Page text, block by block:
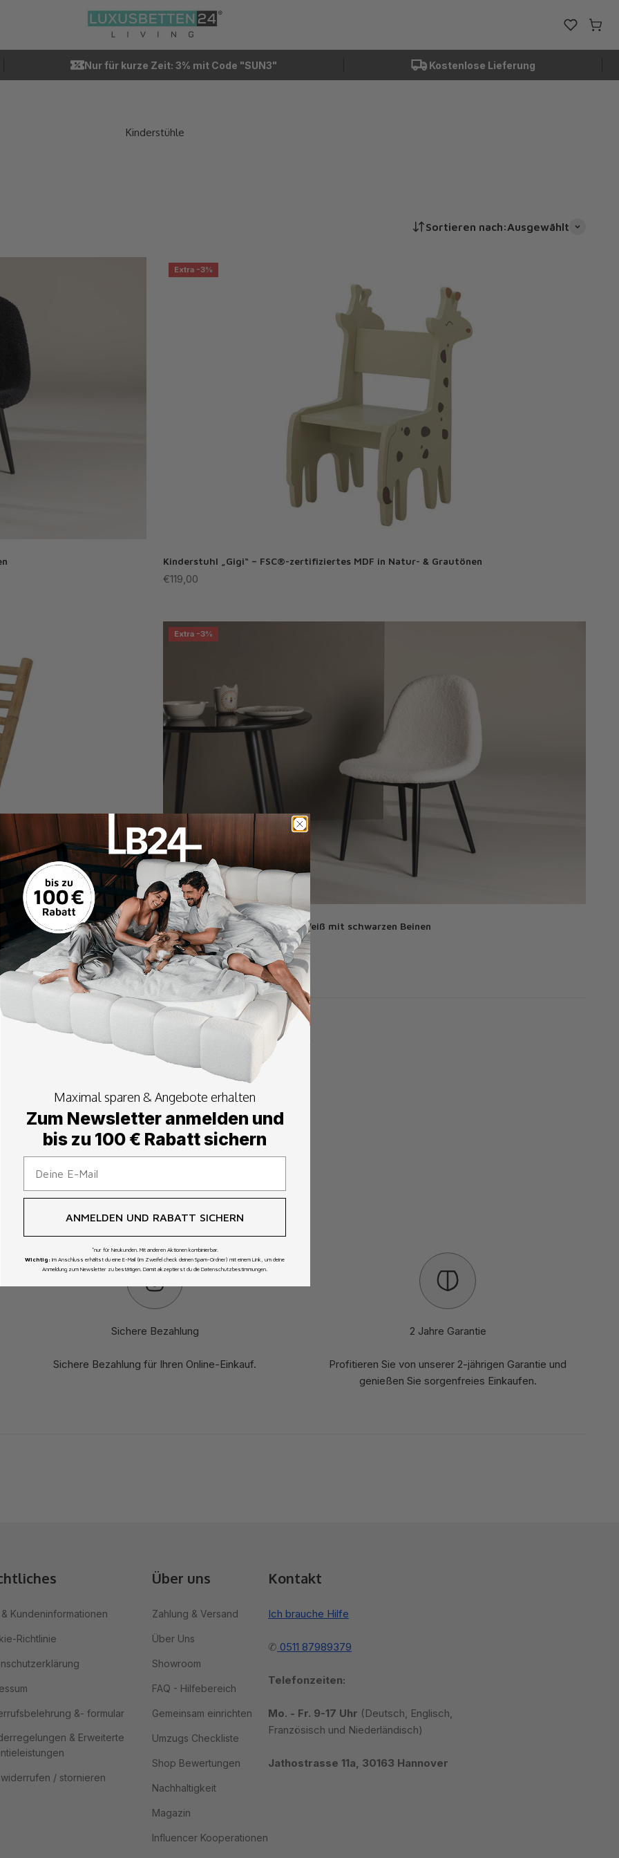
Luxusbetten24
Favoriten
Nur für kurze Zeit: 3% mit Code "SUN3" Kostenlose Lieferung
Sortieren nach:Ausgewählt
Extra -3%
Kinderstuhl „Gigi“ – FSC®-zertifiziertes MDF in Natur- & Grautönen
Angebot
€119,00
Extra -3%
Kinderstuhl Pola – 2er-Set in Weiß mit schwarzen Beinen
Angebot
€59,00Regulärer Preis
€79,00
Sichere Bezahlung
Sichere Bezahlung für Ihren Online-Einkauf.
2 Jahre Garantie
Profitieren Sie von unserer 2-jährigen Garantie und
genießen Sie sorgenfreies Einkaufen.
& Kundeninformationen
Richtlinie
&- formular
& Erweiterte
/ stornieren
Über uns
Zahlung & Versand
Über Uns
Showroom
FAQ - Hilfebereich
Gemeinsam einrichten
Umzugs Checkliste
Shop Bewertungen
Nachhaltigkeit
Magazin
Influencer Kooperationen
Kontakt
Ich brauche Hilfe
✆ 0511 87989379
Telefonzeiten:
Mo. - Fr. 9-17 Uhr (Deutsch, Englisch,
Französisch und Niederländisch)
Jathostrasse 11a, 30163 Hannover
Maximal sparen & Angebote erhalten
Zum Newsletter anmelden und
bis zu 100 € Rabatt sichern
ANMELDEN UND RABATT SICHERN
*nur für Neukunden. Mit anderen Aktionen kombinierbar.
Wichtig: Im Anschluss erhältst du eine E-Mail (im Zweifel check deinen Spam-Ordner) mit einem Link, um deine
Anmeldung zum Newsletter zu bestätigen. Damit akzeptierst du die Datenschutzbestimmungen.